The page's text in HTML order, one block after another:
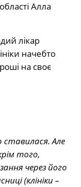
Алла
лікар
начебто
на своє
Але
того,
через його
(клініки –